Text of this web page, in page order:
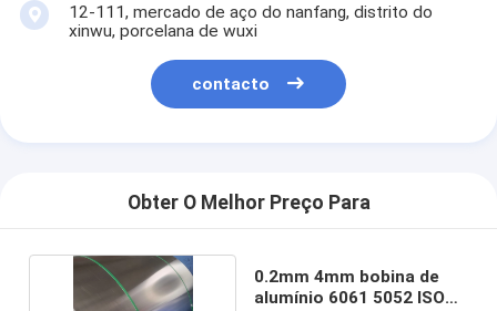
12-111, mercado de aço do nanfang, distrito do
xinwu, porcelana de wuxi
contacto
Obter O Melhor Preço Para
0.2mm 4mm bobina de
alumínio 6061 5052 ISO